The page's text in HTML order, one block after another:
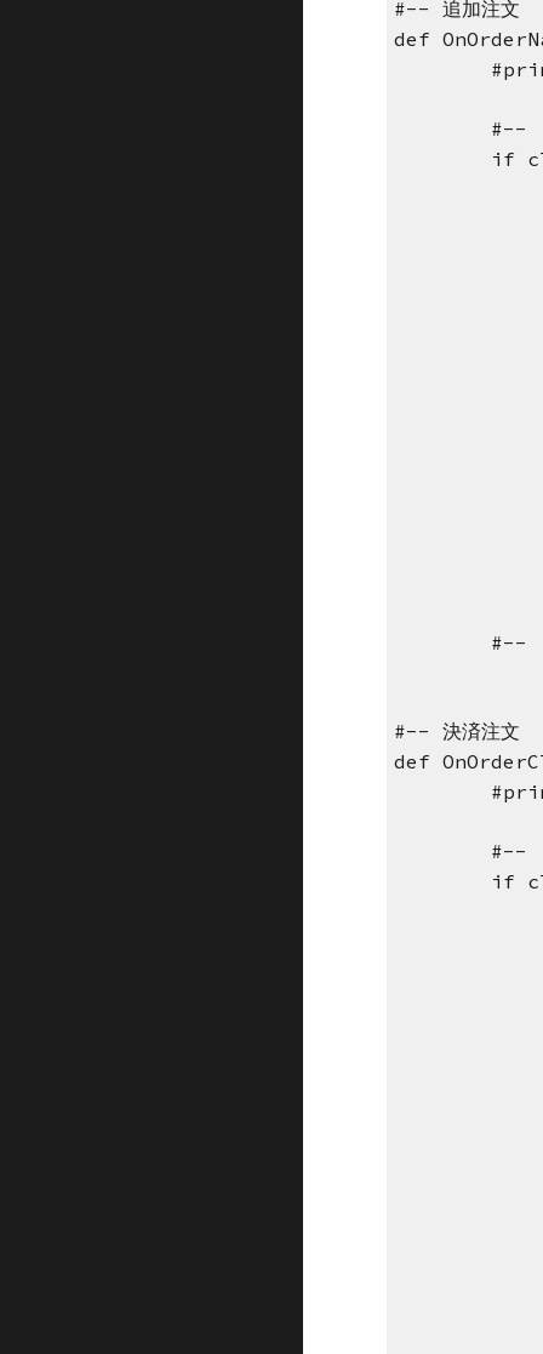
#-- 追加注文
def
#--
if
#--
#-- 決済注文
def
#--
if